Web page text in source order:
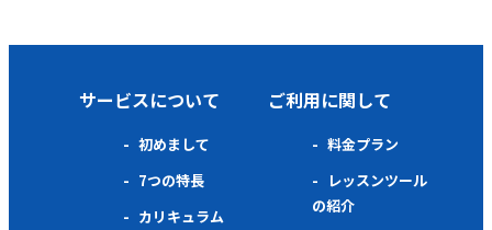
サービスについて
初めまして
7つの特長
カリキュラム
ご利用に関して
料金プラン
レッスンツール
の紹介